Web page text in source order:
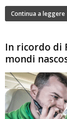
Continua a leggere
In ricordo di
mondi